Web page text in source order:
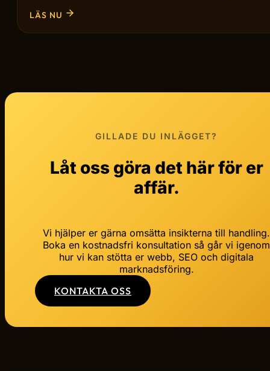
LÄS NU
GILLADE DU INLÄGGET?
Låt oss göra det här för er
affär.
Vi hjälper er gärna omsätta insikterna till handling.
Boka en kostnadsfri konsultation så går vi igenom
hur vi kan stötta er webb, SEO och digitala
marknadsföring.
KONTAKTA OSS